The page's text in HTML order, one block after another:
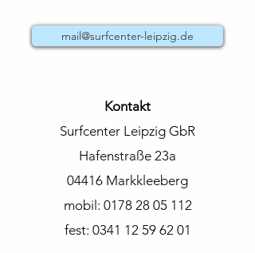
mail@surfcenter-leipzig.de
Kontakt
Surfcenter Leipzig GbR
Hafenstraße 23a
04416 Markkleeberg
mobil: 0178 28 05 112
fest: 0341 12 59 62 01